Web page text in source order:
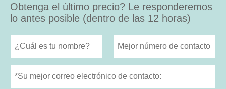
Obtenga el último precio? Le responderemos
lo antes posible (dentro de las 12 horas)